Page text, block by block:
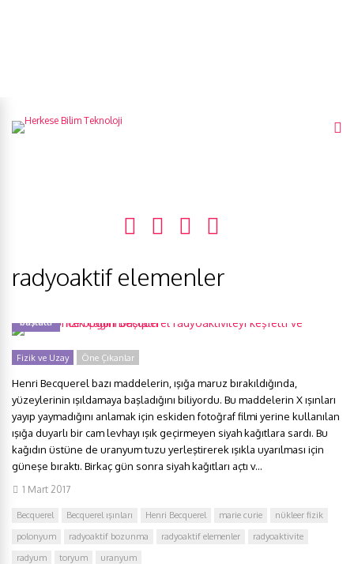
radyoaktif elemenler
başlattı
Fizik ve Uzay Öne Çıkanlar
Henri Becquerel bazı maddelerin, ışığa maruz bırakıldığında,
yüzeylerinin ışıldamaya başladığını biliyordu. Bu maddelerin X ışınları
yayıp yaymadığını anlamak için eskiden fotoğraf filmi yerine kullanılan
ışığa duyarlı bir cam levhayı ışık geçirmeyen siyah kağıtlara sardı. Bu
kağıdın üstüne de uranyum tuzu yerleştirerek ışıkla uyarılması için
güneşe bıraktı. Birkaç gün sonra siyah kağıtları açtı v...
1 Mart 2017
Becquerel Becquerel ışınları Henri Becquerel marie curie
nükleer fizik
polonyum
radyoaktif bozunma radyoaktif elemenler
radyoaktivite
radyum
toryum uranyum